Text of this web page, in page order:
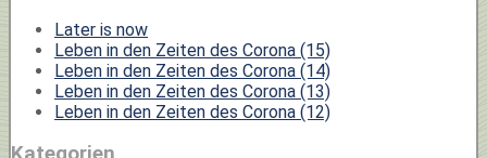
Later is now
Leben in den Zeiten des Corona (15)
Leben in den Zeiten des Corona (14)
Leben in den Zeiten des Corona (13)
Leben in den Zeiten des Corona (12)